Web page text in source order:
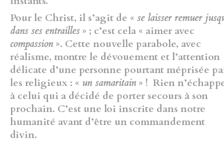
Pour le Christ, il s’agit de « se laisser remuer
dans ses entrailles» ; c’est cela « aimer avec
compassion». Cette nouvelle parabole, avec
réalisme, montre le dévouement et l’attention
délicate d’une personne pourtant méprisée
les religieux : « un samaritain» ! Rien
à celui qui a décidé de porter secours à son
prochain. C’est une loi inscrite dans notre
humanité avant d’être un commandement
divin.